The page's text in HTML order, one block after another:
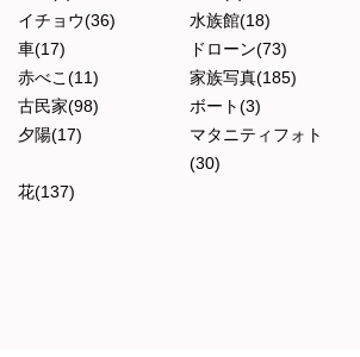
イチョウ(36)
水族館(18)
車(17)
ドローン(73)
赤べこ(11)
家族写真(185)
古民家(98)
ボート(3)
夕陽(17)
マタニティフォト
(30)
花(137)